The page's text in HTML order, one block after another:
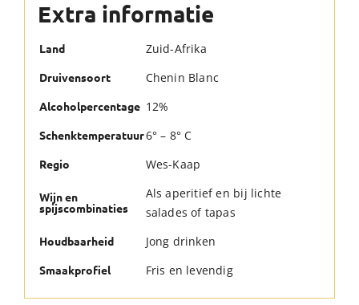
Extra informatie
Land Zuid-Afrika
Druivensoort Chenin Blanc
Alcoholpercentage 12%
Schenktemperatuur6° – 8° C
Regio Wes-Kaap
Wijn en
spijscombinaties
Als aperitief en bij lichte
salades of tapas
Houdbaarheid Jong drinken
Smaakprofiel Fris en levendig